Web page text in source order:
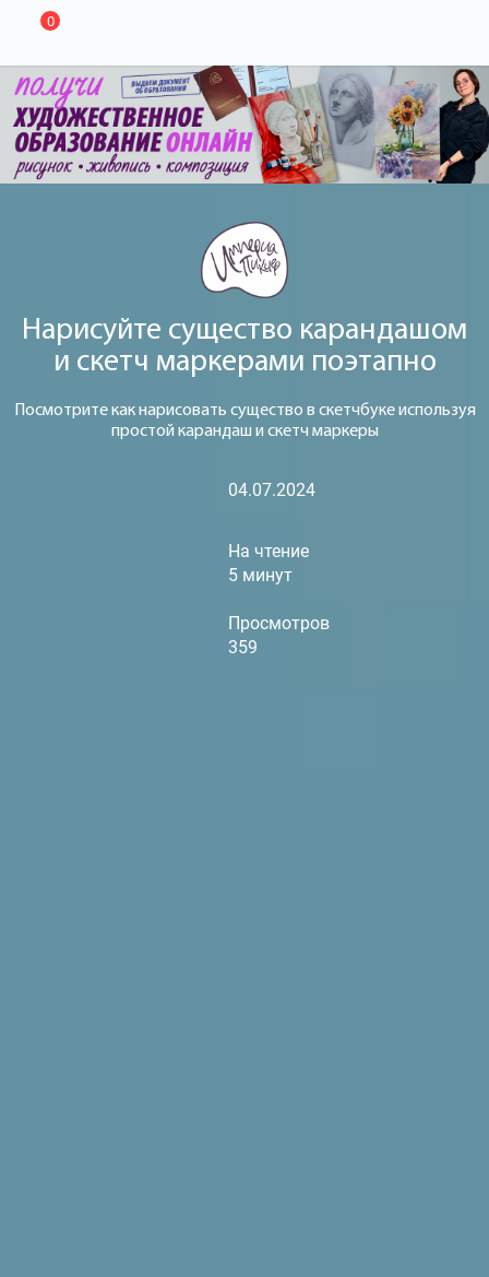
0
Нарисуйте существо карандашом
и скетч маркерами поэтапно
Посмотрите как нарисовать существо в скетчбуке используя
простой карандаш и скетч маркеры
04.07.2024
На чтение
5 минут
Просмотров
359